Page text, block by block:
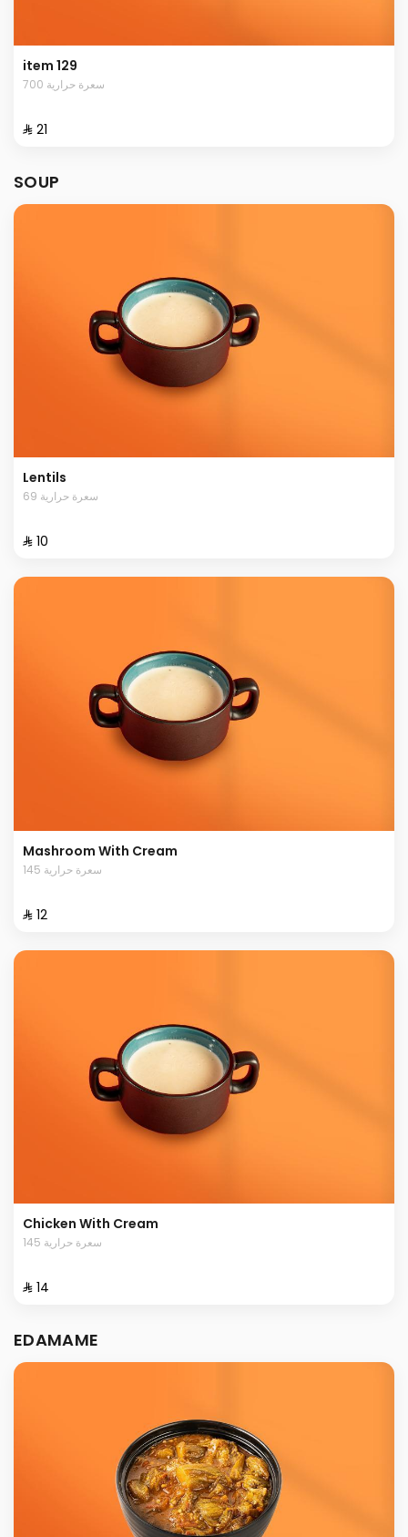
item 129
700 سعرة حرارية
⁨⁦‪‬ 21⁩
SOUP
Lentils
69 سعرة حرارية
⁨⁦‪‬ 10⁩
Mashroom With Cream
145 سعرة حرارية
⁨⁦‪‬ 12⁩
Chicken With Cream
145 سعرة حرارية
⁨⁦‪‬ 14⁩
EDAMAME